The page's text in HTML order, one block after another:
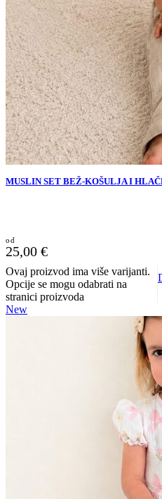
MUSLIN SET BEŽ-KOŠULJA I
25,00 €
Ovaj proizvod ima više varijanti.
Opcije se mogu odabrati na
stranici proizvoda
New